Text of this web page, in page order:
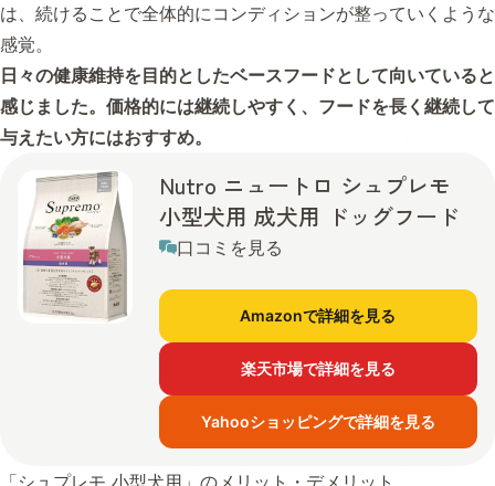
は、続けることで全体的にコンディションが整っていくような
感覚。
日々の健康維持を目的としたベースフードとして向いていると
感じました。価格的には継続しやすく、フードを長く継続して
与えたい方にはおすすめ。
Nutro ニュートロ シュプレモ
小型犬用 成犬用 ドッグフード
口コミを見る
Amazonで詳細を見る
楽天市場で詳細を見る
Yahooショッピングで詳細を見る